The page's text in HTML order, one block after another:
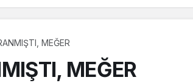
MEĞER
MEĞER